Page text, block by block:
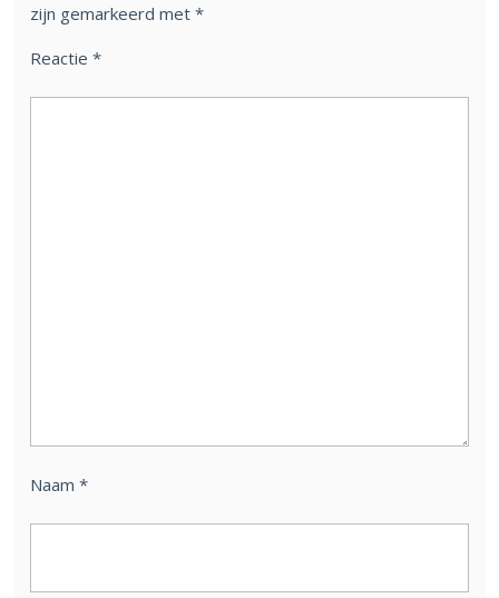
zijn gemarkeerd met *
Reactie *
Naam *